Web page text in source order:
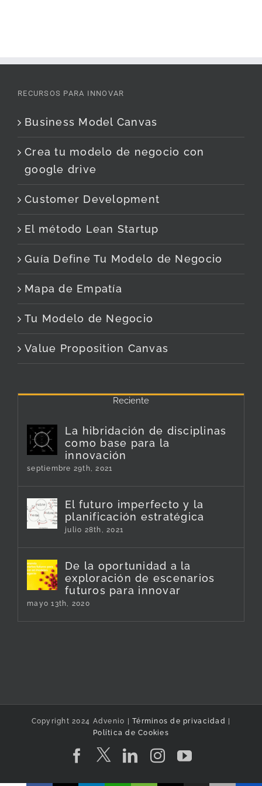
RECURSOS PARA INNOVAR
Business Model Canvas
Crea tu modelo de negocio con
google drive
Customer Development
El método Lean Startup
Guía Define Tu Modelo de Negocio
Mapa de Empatía
Tu Modelo de Negocio
Value Proposition Canvas
Reciente
La hibridación de disciplinas
como base para la
innovación
septiembre 29th, 2021
El futuro imperfecto y la
planificación estratégica
julio 28th, 2021
De la oportunidad a la
exploración de escenarios
futuros para innovar
mayo 13th, 2020
Copyright 2024 Advenio | Términos de privacidad
Política de Cookies
Facebook
TwitterLinkedIn
Instagram